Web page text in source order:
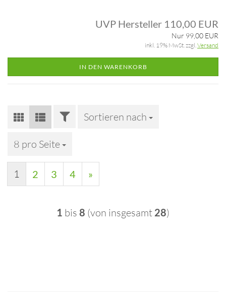
UVP Hersteller 110,00 EUR
Nur 99,00 EUR
inkl. 19% MwSt. zzgl. Versand
IN DEN WARENKORB
FILTERSortieren nach
Sortieren nach
8 pro Seite
pro Seite
1 2 3 4 »
1 bis 8 (von insgesamt 28)